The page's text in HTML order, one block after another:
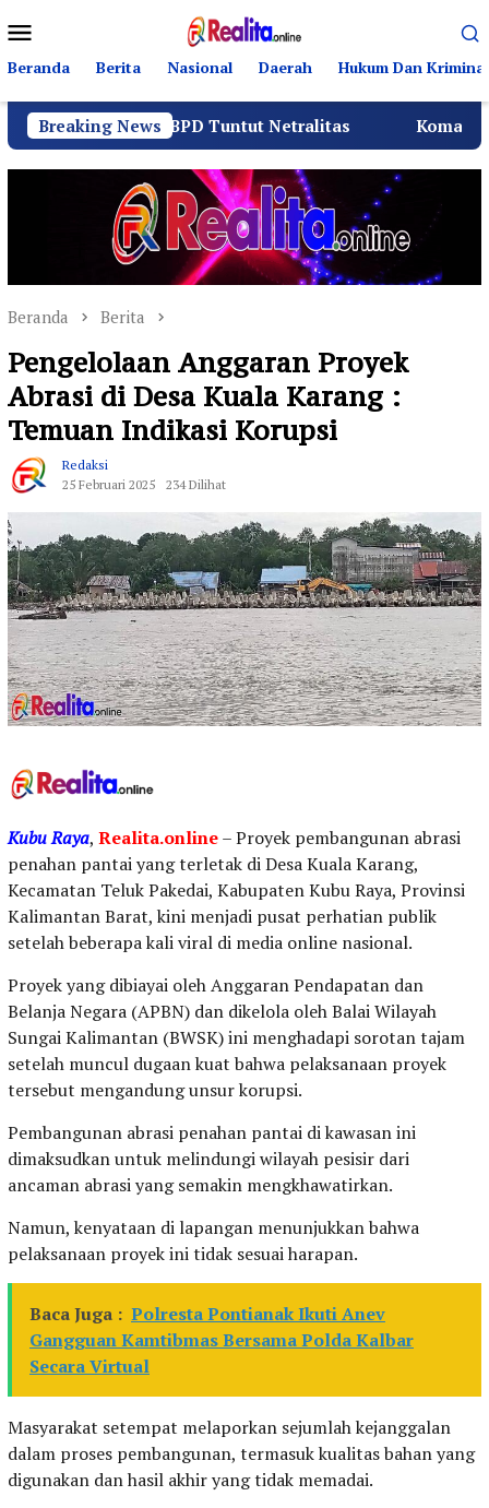
ke
kontenMobile
Beranda Berita Nasional Daerah Hukum Dan Kriminal
Breaking News
dan BPD Tuntut Netralitas Komando Angkatan
Beranda Berita
Pengelolaan Anggaran Proyek
Abrasi di Desa Kuala Karang :
Temuan Indikasi Korupsi
Redaksi
25 Februari 2025
234 Dilihat
Kubu Raya, Realita.online– Proyek pembangunan abrasi
penahan pantai yang terletak di Desa Kuala Karang,
Kecamatan Teluk Pakedai, Kabupaten Kubu Raya, Provinsi
Kalimantan Barat, kini menjadi pusat perhatian publik
setelah beberapa kali viral di media online nasional.
Proyek yang dibiayai oleh Anggaran Pendapatan dan
Belanja Negara (APBN) dan dikelola oleh Balai Wilayah
Sungai Kalimantan (BWSK) ini menghadapi sorotan tajam
setelah muncul dugaan kuat bahwa pelaksanaan proyek
tersebut mengandung unsur korupsi.
Pembangunan abrasi penahan pantai di kawasan ini
dimaksudkan untuk melindungi wilayah pesisir dari
ancaman abrasi yang semakin mengkhawatirkan.
Namun, kenyataan di lapangan menunjukkan bahwa
pelaksanaan proyek ini tidak sesuai harapan.
Baca Juga : Polresta Pontianak Ikuti Anev
Gangguan Kamtibmas Bersama Polda Kalbar
Secara Virtual
Masyarakat setempat melaporkan sejumlah kejanggalan
dalam proses pembangunan, termasuk kualitas bahan yang
digunakan dan hasil akhir yang tidak memadai.